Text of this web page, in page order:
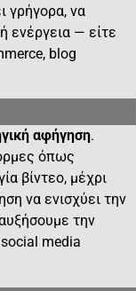
γρήγορα, να
ενέργεια — είτε
blog
αφήγηση.
όπως
βίντεο, μέχρι
να ενισχύει την
την
media